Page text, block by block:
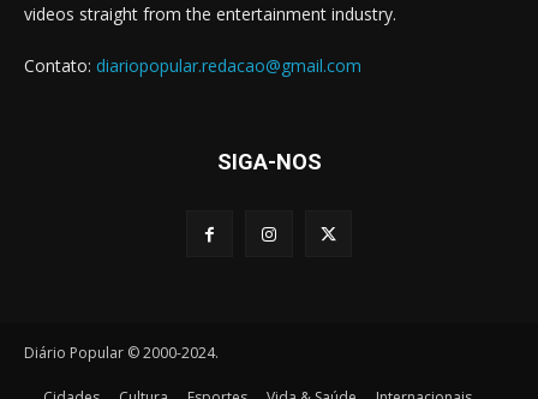
videos straight from the entertainment industry.
Contato: diariopopular.redacao@gmail.com
SIGA-NOS
Diário Popular © 2000-2024.